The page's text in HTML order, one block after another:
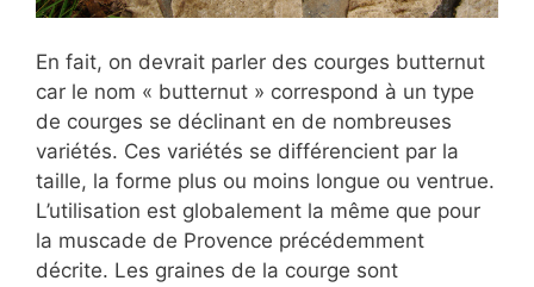
En fait, on devrait parler des courges butternut
car le nom « butternut » correspond à un type
de courges se déclinant en de nombreuses
variétés. Ces variétés se différencient par la
taille, la forme plus ou moins longue ou ventrue.
L’utilisation est globalement la même que pour
la muscade de Provence précédemment
décrite. Les graines de la courge sont